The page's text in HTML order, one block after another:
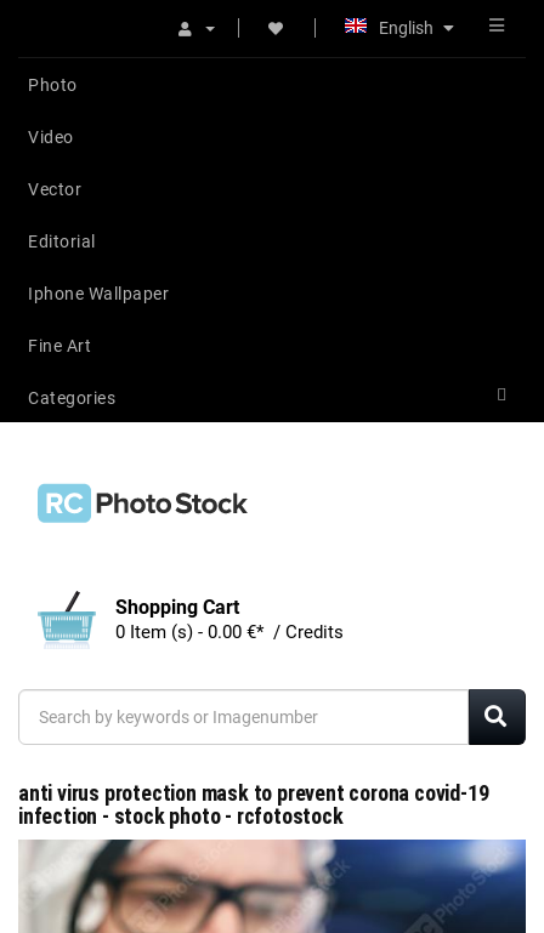
English
Photo
Video
Vector
Editorial
Iphone Wallpaper
Fine Art
Categories
Shopping Cart
0 Item (s) - 0.00 €* / Credits
anti virus protection mask to prevent corona covid-19
infection - stock photo - rcfotostock